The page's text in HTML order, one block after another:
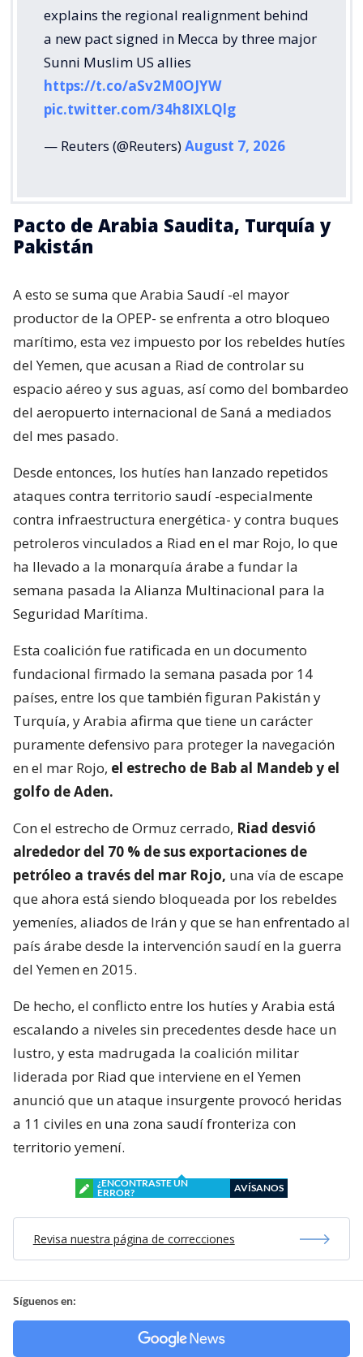
explains the regional realignment behind
a new pact signed in Mecca by three major
Sunni Muslim US allies
https://t.co/aSv2M0OJYW
pic.twitter.com/34h8IXLQlg
— Reuters (@Reuters)August 7, 2026
Pacto de Arabia Saudita, Turquía y
Pakistán
A esto se suma que Arabia Saudí -el mayor
productor de la OPEP- se enfrenta a otro bloqueo
marítimo, esta vez impuesto por los rebeldes hutíes
del Yemen, que acusan a Riad de controlar su
espacio aéreo y sus aguas, así como del bombardeo
del aeropuerto internacional de Saná a mediados
del mes pasado.
Desde entonces, los hutíes han lanzado repetidos
ataques contra territorio saudí -especialmente
contra infraestructura energética- y contra buques
petroleros vinculados a Riad en el mar Rojo, lo que
ha llevado a la monarquía árabe a fundar la
semana pasada la Alianza Multinacional para la
Seguridad Marítima.
Esta coalición fue ratificada en un documento
fundacional firmado la semana pasada por 14
países, entre los que también figuran Pakistán y
Turquía, y Arabia afirma que tiene un carácter
puramente defensivo para proteger la navegación
en el mar Rojo, el estrecho de Bab al Mandeb y el
golfo de Aden.
Con el estrecho de Ormuz cerrado, Riad desvió
alrededor del 70 % de sus exportaciones de
petróleo a través del mar Rojo, una vía de escape
que ahora está siendo bloqueada por los rebeldes
yemeníes, aliados de Irán y que se han enfrentado al
país árabe desde la intervención saudí en la guerra
del Yemen en 2015.
De hecho, el conflicto entre los hutíes y Arabia está
escalando a niveles sin precedentes desde hace un
lustro, y esta madrugada la coalición militar
liderada por Riad que interviene en el Yemen
anunció que un ataque insurgente provocó heridas
a 11 civiles en una zona saudí fronteriza con
territorio yemení.
¿ENCONTRASTE UN
ERROR?
AVÍSANOS
Revisa nuestra página de correcciones
Síguenos en: